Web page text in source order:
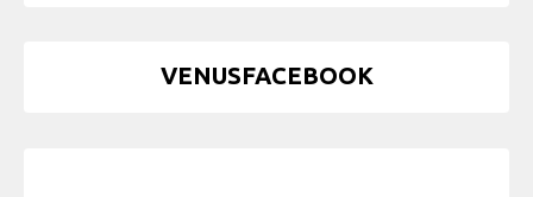
VENUSFACEBOOK